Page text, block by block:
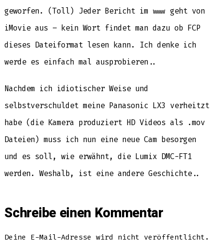
geworfen. (Toll) Jeder Bericht im www geht von
iMovie aus – kein Wort findet man dazu ob FCP
dieses Dateiformat lesen kann. Ich denke ich
werde es einfach mal ausprobieren..
Nachdem ich idiotischer Weise und
selbstverschuldet meine Panasonic LX3 verheitzt
habe (die Kamera produziert HD Videos als .mov
Dateien) muss ich nun eine neue Cam besorgen
und es soll, wie erwähnt, die Lumix DMC-FT1
werden. Weshalb, ist eine andere Geschichte..
Schreibe einen Kommentar
Deine E-Mail-Adresse wird nicht veröffentlicht.